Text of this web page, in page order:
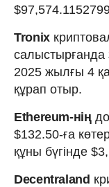
Tronix
салыстырғанда
2025 жылғы 4
құрап отыр.
Ethereum-нің
$132.50-ға
құны бүгінде
Decentraland